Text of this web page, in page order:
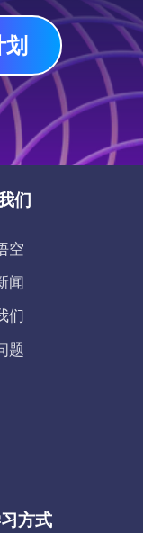
划
们
空
闻
们
题
方式